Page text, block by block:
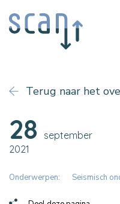
Terug naar het
28 september
2021
Onderwerpen: Seismisch